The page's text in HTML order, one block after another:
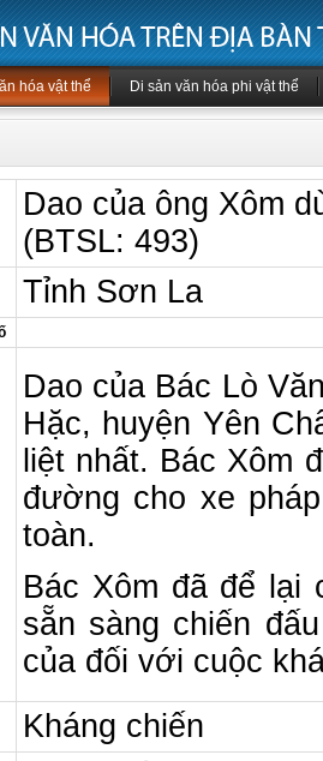
hóa vật thể Di sản văn hóa phi vật thể
Dao của ông Xôm
(BTSL: 493)
Tỉnh Sơn La
Dao của Bác Lò
Hặc, huyện Yên
liệt nhất. Bác Xôm
đường cho xe
toàn.
Bác Xôm đã để lại
sẵn sàng chiến
của đối với cuộc
Kháng chiến